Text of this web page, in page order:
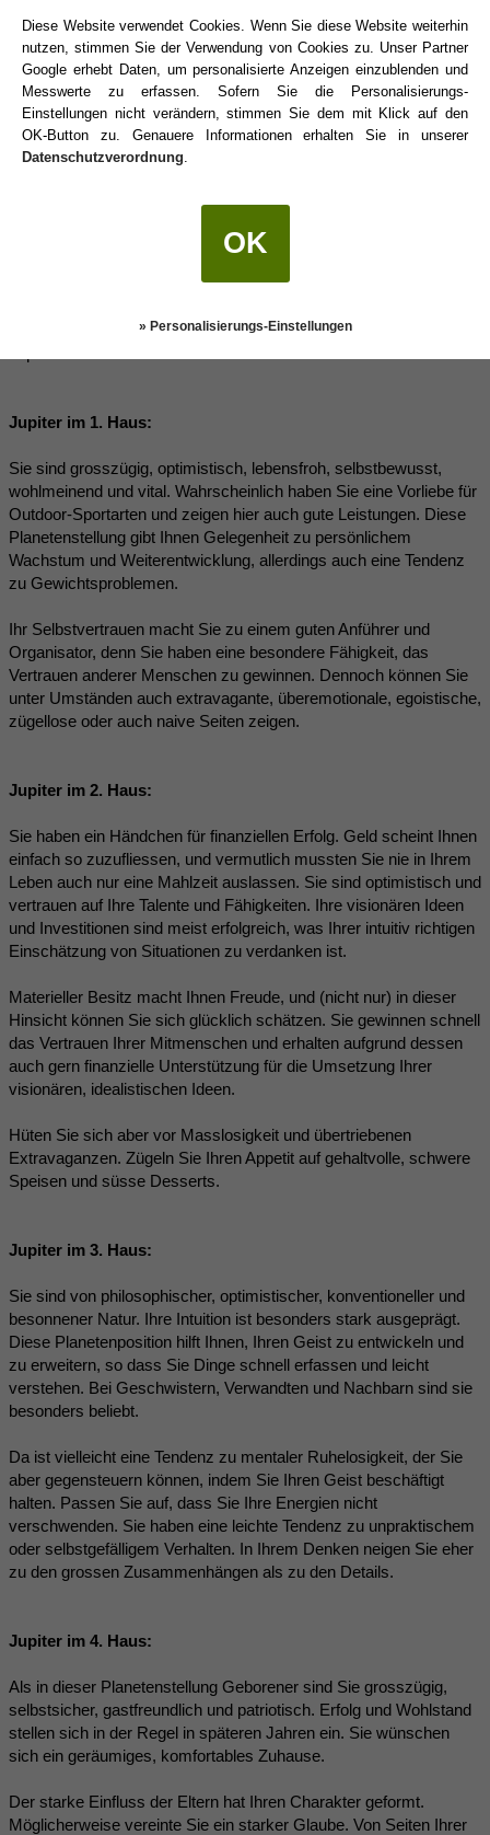
Absichten schon dasselbe wären wie gute Leistungsergebnisse.
Im Bereich Jupiters sollte man sich davor bewahren, die
Veredelungstendenzen und das Streben nach dem Optimum auf
die Spitze zu treiben. Zum Beispiel haben Luxus und Überfluss
nur sehr vordergründig etwas mit gutem Leben zu tun. Vor allem
dann nicht, wenn man persönliche Grenzen außer acht lässt und
Jupiter im 1. Haus:
Sie sind grosszügig, optimistisch, lebensfroh, selbstbewusst,
wohlmeinend und vital. Wahrscheinlich haben Sie eine Vorliebe für
Outdoor-Sportarten und zeigen hier auch gute Leistungen. Diese
Planetenstellung gibt Ihnen Gelegenheit zu persönlichem
Wachstum und Weiterentwicklung, allerdings auch eine Tendenz
zu Gewichtsproblemen.
Ihr Selbstvertrauen macht Sie zu einem guten Anführer und
Organisator, denn Sie haben eine besondere Fähigkeit, das
Vertrauen anderer Menschen zu gewinnen. Dennoch können Sie
unter Umständen auch extravagante, überemotionale, egoistische,
zügellose oder auch naive Seiten zeigen.
Jupiter im 2. Haus:
Sie haben ein Händchen für finanziellen Erfolg. Geld scheint Ihnen
einfach so zuzufliessen, und vermutlich mussten Sie nie in Ihrem
Leben auch nur eine Mahlzeit auslassen. Sie sind optimistisch und
vertrauen auf Ihre Talente und Fähigkeiten. Ihre visionären Ideen
und Investitionen sind meist erfolgreich, was Ihrer intuitiv richtigen
Einschätzung von Situationen zu verdanken ist.
Materieller Besitz macht Ihnen Freude, und (nicht nur) in dieser
Hinsicht können Sie sich glücklich schätzen. Sie gewinnen schnell
das Vertrauen Ihrer Mitmenschen und erhalten aufgrund dessen
auch gern finanzielle Unterstützung für die Umsetzung Ihrer
visionären, idealistischen Ideen.
Hüten Sie sich aber vor Masslosigkeit und übertriebenen
Extravaganzen. Zügeln Sie Ihren Appetit auf gehaltvolle, schwere
Speisen und süsse Desserts.
Jupiter im 3. Haus:
Sie sind von philosophischer, optimistischer, konventioneller und
besonnener Natur. Ihre Intuition ist besonders stark ausgeprägt.
Diese Planetenposition hilft Ihnen, Ihren Geist zu entwickeln und
zu erweitern, so dass Sie Dinge schnell erfassen und leicht
verstehen. Bei Geschwistern, Verwandten und Nachbarn sind sie
besonders beliebt.
Da ist vielleicht eine Tendenz zu mentaler Ruhelosigkeit, der Sie
aber gegensteuern können, indem Sie Ihren Geist beschäftigt
halten. Passen Sie auf, dass Sie Ihre Energien nicht
verschwenden. Sie haben eine leichte Tendenz zu unpraktischem
oder selbstgefälligem Verhalten. In Ihrem Denken neigen Sie eher
zu den grossen Zusammenhängen als zu den Details.
Jupiter im 4. Haus:
Als in dieser Planetenstellung Geborener sind Sie grosszügig,
selbstsicher, gastfreundlich und patriotisch. Erfolg und Wohlstand
stellen sich in der Regel in späteren Jahren ein. Sie wünschen
sich ein geräumiges, komfortables Zuhause.
Der starke Einfluss der Eltern hat Ihren Charakter geformt.
Möglicherweise vereinte Sie ein starker Glaube. Von Seiten Ihrer
Diese Website verwendet Cookies. Wenn Sie diese Website weiterhin
nutzen, stimmen Sie der Verwendung von Cookies zu. Unser Partner
Google erhebt Daten, um personalisierte Anzeigen einzublenden und
Messwerte zu erfassen. Sofern Sie die Personalisierungs-
Einstellungen nicht verändern, stimmen Sie dem mit Klick auf den
OK-Button zu. Genauere Informationen erhalten Sie in unserer
Datenschutzverordnung
OK
» Personalisierungs-Einstellungen